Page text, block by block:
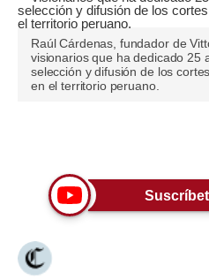
Raúl Cárdenas, fundador de
visionarios que ha dedicado 25
selección y difusión de los
en el territorio peruano.